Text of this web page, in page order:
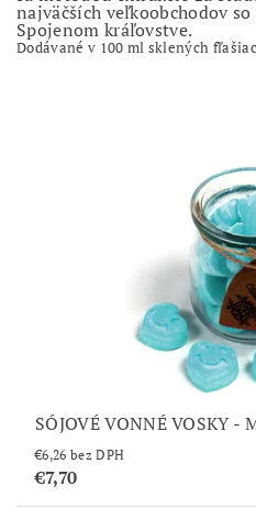
najväčších veľkoobchodov
Spojenom kráľovstve.
Dodávané v 100 ml sklených
SÓJOVÉ VONNÉ VOSKY -
€6,26 bez DPH
€7,70